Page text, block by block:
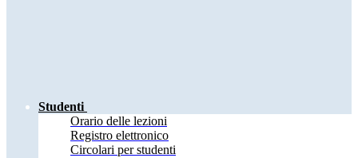
Studenti
Orario delle lezioni
Registro elettronico
Circolari per studenti